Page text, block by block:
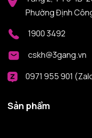
Phường Định
1900 3492
cskh@3gang.vn
0971 955 901
Sản phẩm